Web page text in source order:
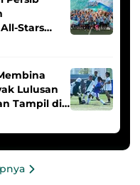
Stars
Lulusan
Tampil di